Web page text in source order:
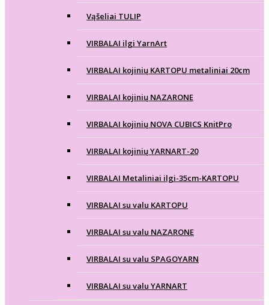
Vąšeliai TULIP
VIRBALAI ilgi YarnArt
VIRBALAI kojinių KARTOPU metaliniai 20cm
VIRBALAI kojinių NAZARONE
VIRBALAI kojinių NOVA CUBICS KnitPro
VIRBALAI kojinių YARNART-20
VIRBALAI Metaliniai ilgi-35cm-KARTOPU
VIRBALAI su valu KARTOPU
VIRBALAI su valu NAZARONE
VIRBALAI su valu SPAGOYARN
VIRBALAI su valu YARNART